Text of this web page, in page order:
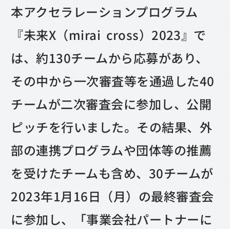
本アクセラレーションプログラム
『未来X（mirai cross）2023』で
は、約130チームから応募があり、
その中から一次審査等を通過した40
チームが二次審査会に参加し、公開
ピッチを行いました。その結果、外
部の連携プログラムや団体等の推薦
を受けたチームも含め、30チームが
2023年1月16日（月）の最終審査会
に参加し、「事業会社パートナーに